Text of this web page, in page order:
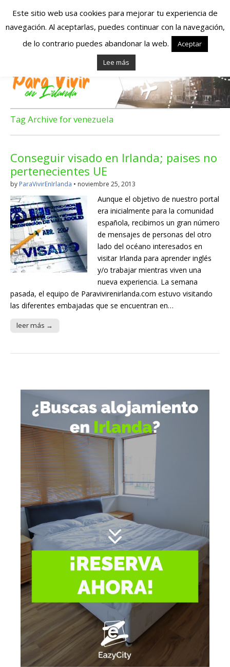
Españoles en
Irlanda – Vivir en
Irlanda – Trabajo
en Irlanda –
Alojamiento en
Irlanda
Blog dedicado a los que viven, estudian y trabajan en
Irlanda!
Tag Archive for venezuela
Conseguir visado en Irlanda; paises no
pertenecientes UE
by ParaVivirEnIrlanda • noviembre 25, 2013
Aunque el objetivo de nuestro portal
era inicialmente para la comunidad
española, recibimos un gran número
de mensajes de personas del otro
lado del océano interesados en
visitar Irlanda para aprender inglés
y/o trabajar mientras viven una
nueva experiencia. La semana
pasada, el equipo de Paravivirenirlanda.com estuvo visitando
las diferentes embajadas que se encuentran en…
leer más →
Este sitio web usa cookies para mejorar tu experiencia de
navegación. Al aceptarlas, puedes continuar con la navegación,
de lo contrario puedes abandonar la web.
Aceptar
Lee más